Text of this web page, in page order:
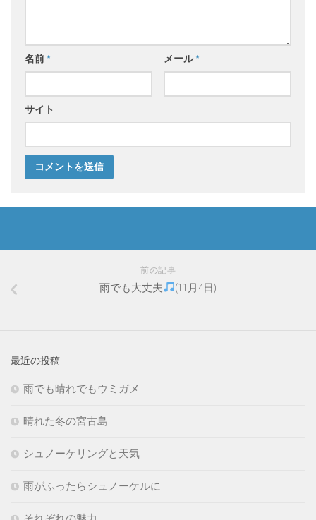
名前* メール*
サイト
前の記事
雨でも大丈夫 (11月4日)
最近の投稿
雨でも晴れでもウミガメ
晴れた冬の宮古島
シュノーケリングと天気
雨がふったらシュノーケルに